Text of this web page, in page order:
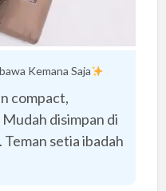
Kemana Saja
compact,
disimpan di
setia ibadah